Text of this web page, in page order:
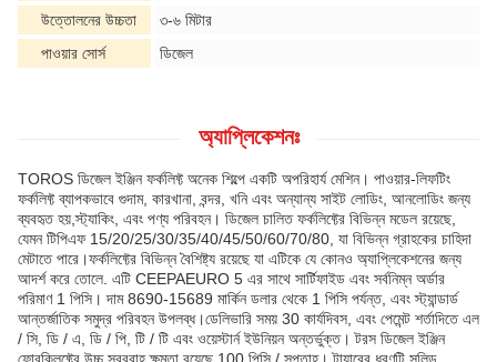
উত্তোলনের উচ্চতা
৩-৬ মিটার
পাওয়ার সোর্স
ডিজেল
অ্যাপ্লিকেশনঃ
TOROS ডিজেল ইঞ্জিন ফর্কলিফ্ট অনেক শিল্পে একটি অপরিহার্য মেশিন। পাওয়ার-লিফটিং
ফর্কলিফ্ট ব্যাপকভাবে গুদাম, কারখানা, বন্দর, খনি এবং অন্যান্য সাইট লোডিং, আনলোডিং জন্য
ব্যবহৃত হয়,স্ট্যাকিং, এবং পণ্য পরিবহন। ডিজেল চালিত ফর্কলিফ্টের বিভিন্ন মডেল রয়েছে,
যেমন টিপিএফ 15/20/25/30/35/40/45/50/60/70/80, যা বিভিন্ন গ্রাহকের চাহিদা
মেটাতে পারে।ফর্কলিফ্টের বিভিন্ন বৈশিষ্ট্য রয়েছে যা এটিকে যে কোনও অ্যাপ্লিকেশনের জন্য
আদর্শ করে তোলে. এটি CEEPAEURO 5 এর সাথে সার্টিফাইড এবং সর্বনিম্ন অর্ডার
পরিমাণ 1 পিসি। দাম 8690-15689 মার্কিন ডলার থেকে 1 পিসি পর্যন্ত, এবং স্ট্যান্ডার্ড
আন্তর্জাতিক সমুদ্র পরিবহন উপলব্ধ।ডেলিভারি সময় 30 কার্যদিবস, এবং পেমেন্ট শর্তাদিতে এল
/ সি, ডি / এ, ডি / পি, টি / টি এবং ওয়েস্টার্ন ইউনিয়ন অন্তর্ভুক্ত। টরস ডিজেল ইঞ্জিন